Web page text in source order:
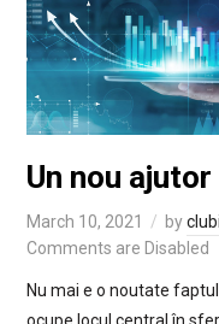
Un nou
March 10, 2021 by
Comments are Disabled
Nu mai e o noutate